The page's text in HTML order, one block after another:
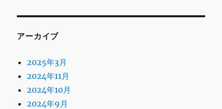
アーカイブ
2025年3月
2024年11月
2024年10月
2024年9月